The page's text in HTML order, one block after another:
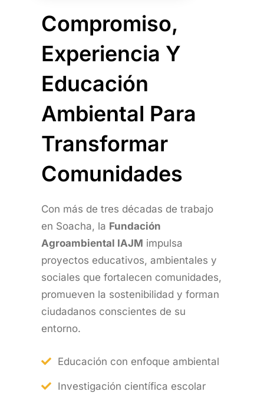
Compromiso,
Experiencia Y
Educación
Ambiental Para
Transformar
Comunidades
Con más de tres décadas de trabajo
en Soacha, la Fundación
Agroambiental IAJM impulsa
proyectos educativos, ambientales y
sociales que fortalecen comunidades,
promueven la sostenibilidad y forman
ciudadanos conscientes de su
entorno.
Educación con enfoque ambiental
Investigación científica escolar